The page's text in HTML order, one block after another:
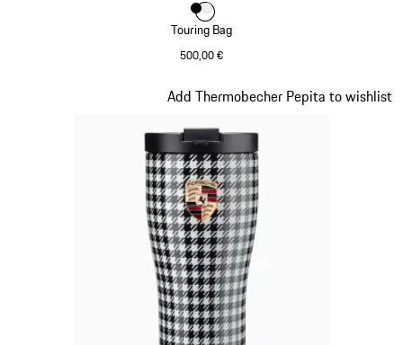
Touring Bag
500,00 €
Farbe
FarbeFarbe
Add Thermobecher Pepita to wishlist